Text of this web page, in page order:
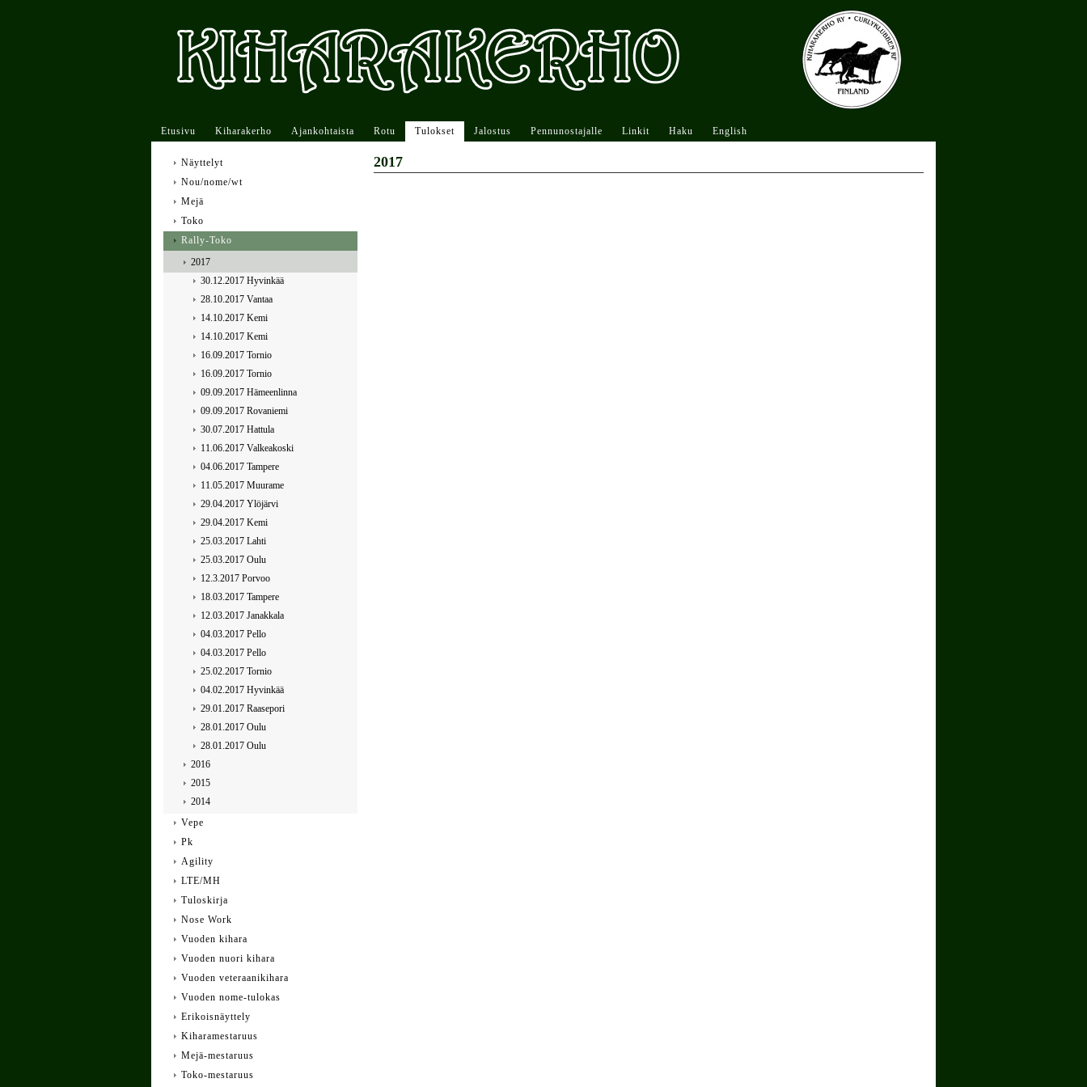
Etusivu Kiharakerho Ajankohtaista Rotu Tulokset Jalostus Pennunostajalle Linkit Haku English
2017
Näyttelyt
Nou/nome/wt
Mejä
Toko
Rally-Toko
2017
30.12.2017 Hyvinkää
28.10.2017 Vantaa
14.10.2017 Kemi
14.10.2017 Kemi
16.09.2017 Tornio
16.09.2017 Tornio
09.09.2017 Hämeenlinna
09.09.2017 Rovaniemi
30.07.2017 Hattula
11.06.2017 Valkeakoski
04.06.2017 Tampere
11.05.2017 Muurame
29.04.2017 Ylöjärvi
29.04.2017 Kemi
25.03.2017 Lahti
25.03.2017 Oulu
12.3.2017 Porvoo
18.03.2017 Tampere
12.03.2017 Janakkala
04.03.2017 Pello
04.03.2017 Pello
25.02.2017 Tornio
04.02.2017 Hyvinkää
29.01.2017 Raasepori
28.01.2017 Oulu
28.01.2017 Oulu
2016
2015
2014
Vepe
Pk
Agility
LTE/MH
Tuloskirja
Nose Work
Vuoden kihara
Vuoden nuori kihara
Vuoden veteraanikihara
Vuoden nome-tulokas
Erikoisnäyttely
Kiharamestaruus
Mejä-mestaruus
Toko-mestaruus